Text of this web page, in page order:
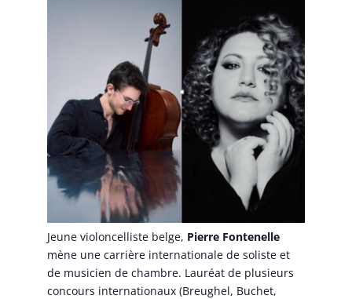
Jeune violoncelliste belge, Pierre Fontenelle
mène une carrière internationale de soliste et
de musicien de chambre. Lauréat de plusieurs
concours internationaux (Breughel, Buchet,